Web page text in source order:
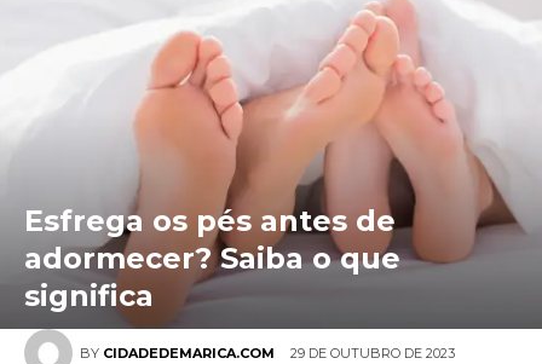
BY CIDADEDEMARICA.COM 29 DE OUTUBRO DE 2023
Esfrega os pés antes de
adormecer? Saiba o que
significa